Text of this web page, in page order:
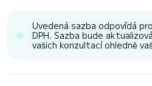
a odpočinek nebo chcete
Uvedená sazba odpovídá
DPH. Sazba bude
vašich konzultací ohledně